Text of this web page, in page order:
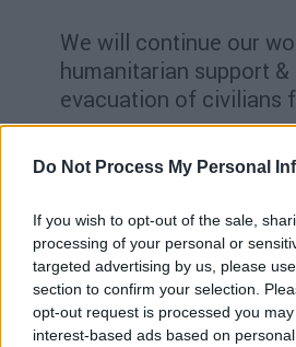
Do Not Process My Personal
If you wish to opt-out of the sale,
processing of your personal or
targeted advertising by us, please
section to confirm your selection.
opt-out request is processed you
interest-based ads based on
We will continue our
humanitarian support &
evacuation of civilians
zones.
The sooner this war
– for the sake of
the world.
— António Guterres
(@antonioguterres)